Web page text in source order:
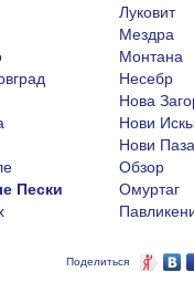
Пески
Луковит
Мездра
Монтана
Несебр
Нова
Нови
Нови
Обзор
Омуртаг
Поделиться